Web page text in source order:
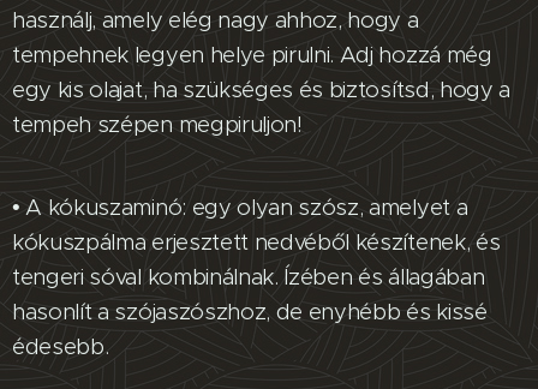
használj, amely elég nagy ahhoz, hogy a
tempehnek legyen helye pirulni. Adj hozzá még
egy kis olajat, ha szükséges és biztosítsd, hogy a
tempeh szépen megpiruljon!
• A kókuszaminó: egy olyan szósz, amelyet a
kókuszpálma erjesztett nedvéből készítenek, és
tengeri sóval kombinálnak. Ízében és állagában
hasonlít a szójaszószhoz, de enyhébb és kissé
édesebb.